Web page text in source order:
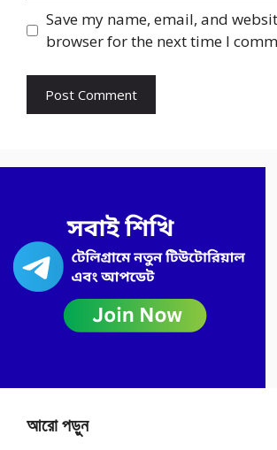
Save my name, email, and
browser for the next time I
আরো পড়ুন